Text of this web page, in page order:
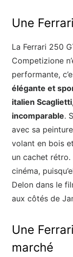
Une
La Ferrari 250
Competizione
performante,
élégante et
italien
incomparable.
avec sa
volant en bois
un cachet rétro.
cinéma,
Delon dans le
aux côtés de
Une
marché